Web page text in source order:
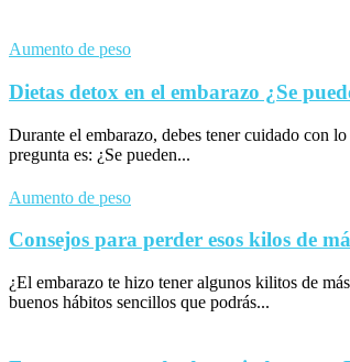
Aumento de peso
Dietas detox en el embarazo ¿Se
Durante el embarazo, debes tener cuidado con
pregunta es: ¿Se pueden...
Aumento de peso
Consejos para perder esos kilos de
¿El embarazo te hizo tener algunos kilitos de
buenos hábitos sencillos que podrás...